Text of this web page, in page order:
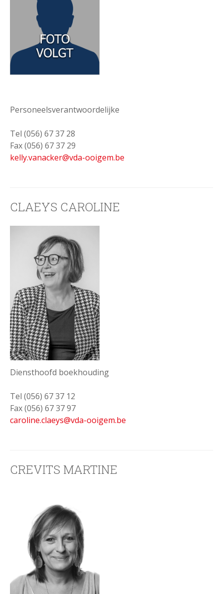
Personeelsverantwoordelijke
Tel (056) 67 37 28
Fax (056) 67 37 29
kelly.vanacker@vda-ooigem.be
CLAEYS CAROLINE
Diensthoofd boekhouding
Tel (056) 67 37 12
Fax (056) 67 37 97
caroline.claeys@vda-ooigem.be
CREVITS MARTINE